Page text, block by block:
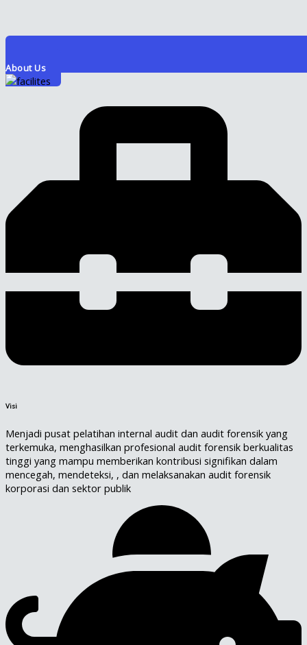
About Us
Visi
Menjadi pusat pelatihan internal audit dan audit forensik yang
terkemuka, menghasilkan profesional audit forensik berkualitas
tinggi yang mampu memberikan kontribusi signifikan dalam
mencegah, mendeteksi, , dan melaksanakan audit forensik
korporasi dan sektor publik